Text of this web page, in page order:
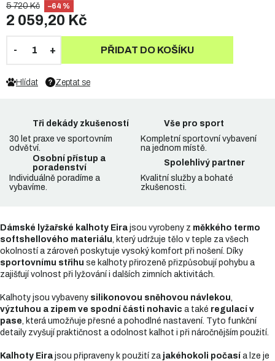
5 720 Kč –64 %
2 059,20 Kč
PŘIDAT DO KOŠÍKU
Zeptat se
Hlídat
Tři dekády zkušeností
30 let praxe ve sportovním
odvětví.
Vše pro sport
Kompletní sportovní vybavení
na jednom místě.
Osobní přístup a
poradenství
Individuálně poradíme a
vybavíme.
Spolehlivý partner
Kvalitní služby a bohaté
zkušenosti.
Dámské lyžařské kalhoty Eira jsou vyrobeny z měkkého termo
softshellového materiálu , který udržuje tělo v teple za všech
okolností a zároveň poskytuje vysoký komfort při nošení. Díky
sportovnímu střihu se kalhoty přirozeně přizpůsobují pohybu a
zajišťují volnost při lyžování i dalších zimních aktivitách.
Kalhoty jsou vybaveny silikonovou sněhovou návlekou
výztuhou a zipem ve spodní části nohavic a také regulací v
pase , která umožňuje přesné a pohodlné nastavení. Tyto funkční
detaily zvyšují praktičnost a odolnost kalhot i při náročnějším použití.
Kalhoty Eira jsou připraveny k použití za jakéhokoli počasí a lze je